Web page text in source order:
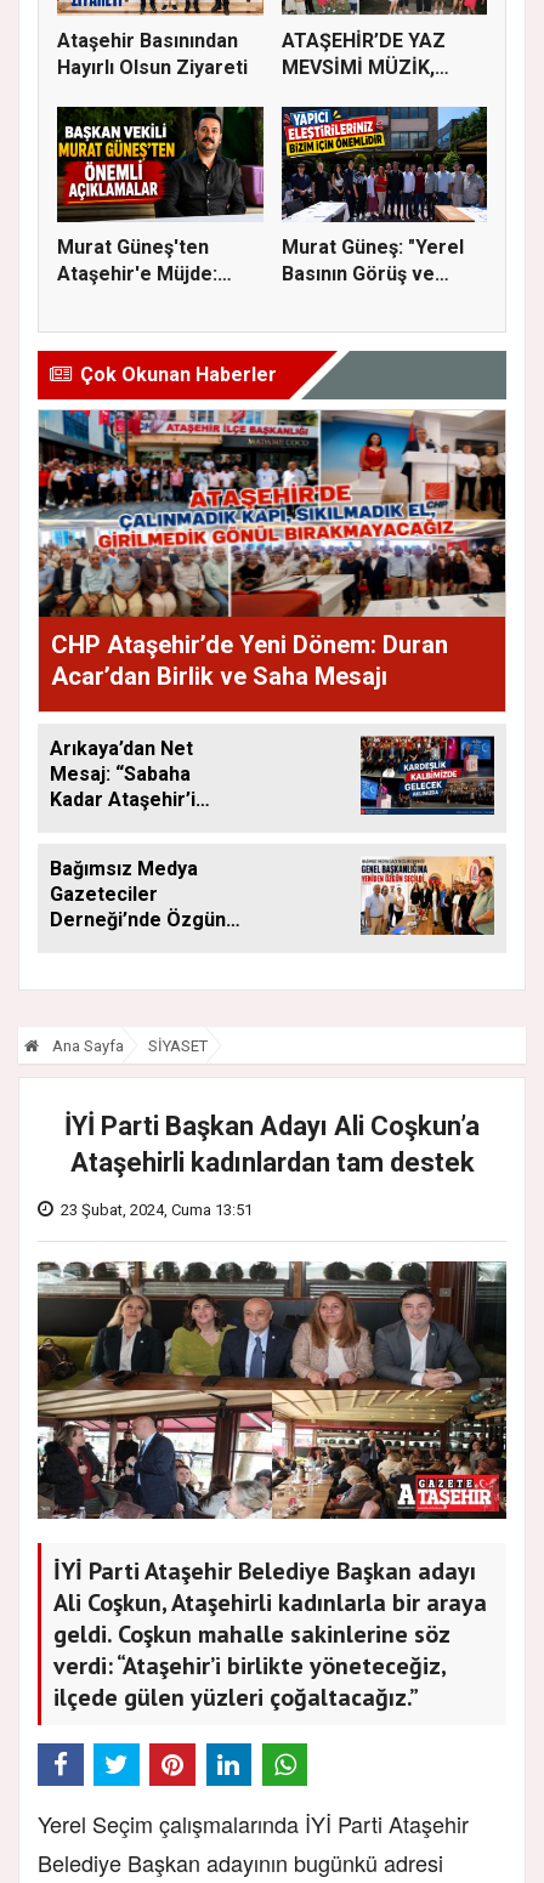
Ataşehir Basınından
Hayırlı Olsun Ziyareti
ATAŞEHİR’DE YAZ
MEVSİMİ MÜZİK,
Murat Güneş'ten
Ataşehir'e Müjde:
Murat Güneş: "Yerel
Basının Görüş ve
Çok Okunan Haberler
CHP Ataşehir’de Yeni Dönem: Duran
Acar’dan Birlik ve Saha Mesajı
Arıkaya’dan Net
Mesaj: “Sabaha
Kadar Ataşehir’i
Bağımsız Medya
Gazeteciler
Derneği’nde Özgün
Ana Sayfa SİYASET
İYİ Parti Başkan Adayı Ali Coşkun’a
Ataşehirli kadınlardan tam destek
23 Şubat, 2024, Cuma 13:51
İYİ Parti Ataşehir Belediye Başkan adayı
Ali Coşkun, Ataşehirli kadınlarla bir araya
geldi. Coşkun mahalle sakinlerine söz
verdi: “Ataşehir’i birlikte yöneteceğiz,
ilçede gülen yüzleri çoğaltacağız.”
Yerel Seçim çalışmalarında İYİ Parti Ataşehir
Belediye Başkan adayının bugünkü adresi